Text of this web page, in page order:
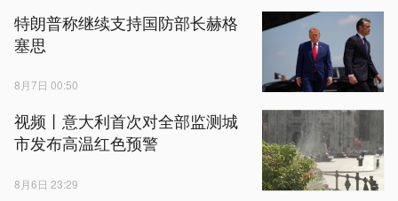
特朗普称继续支持国防部长赫格
塞思
8月7日 00:50
视频丨意大利首次对全部监测城
市发布高温红色预警
8月6日 23:29